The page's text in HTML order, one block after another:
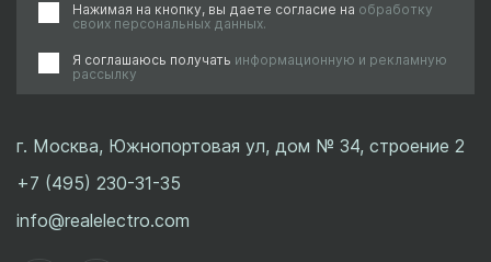
Нажимая на кнопку, вы даете согласие на обработку
своих персональных данных.
Я соглашаюсь получать информационную и рекламную
рассылку
г. Москва, Южнопортовая ул, дом № 34, строение 2
+7 (495) 230-31-35
info@realelectro.com